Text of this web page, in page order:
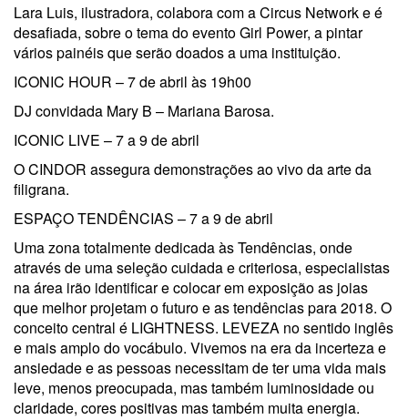
Lara Luis, ilustradora, colabora com a Circus Network e é
desafiada, sobre o tema do evento Girl Power, a pintar
vários painéis que serão doados a uma instituição.
ICONIC HOUR – 7 de abril às 19h00
DJ convidada Mary B – Mariana Barosa.
ICONIC LIVE – 7 a 9 de abril
O CINDOR assegura demonstrações ao vivo da arte da
filigrana.
ESPAÇO TENDÊNCIAS – 7 a 9 de abril
Uma zona totalmente dedicada às Tendências, onde
através de uma seleção cuidada e criteriosa, especialistas
na área irão identificar e colocar em exposição as joias
que melhor projetam o futuro e as tendências para 2018. O
conceito central é LIGHTNESS. LEVEZA no sentido inglês
e mais amplo do vocábulo. Vivemos na era da incerteza e
ansiedade e as pessoas necessitam de ter uma vida mais
leve, menos preocupada, mas também luminosidade ou
claridade, cores positivas mas também muita energia.